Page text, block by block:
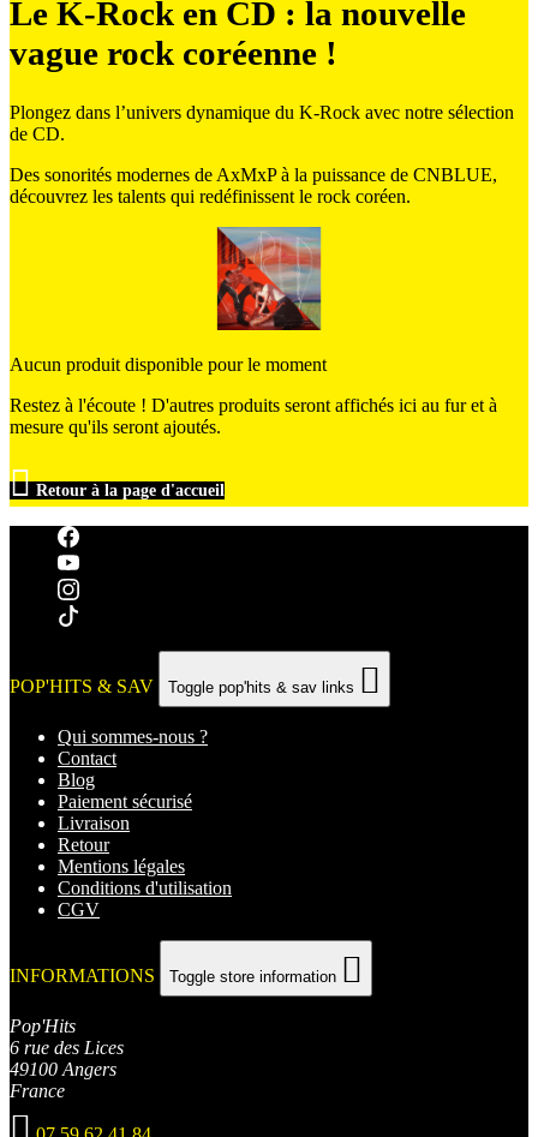
Le K-Rock en CD : la nouvelle
vague rock coréenne !
Plongez dans l’univers dynamique du K-Rock avec notre sélection
de CD.
Des sonorités modernes de AxMxP à la puissance de CNBLUE,
découvrez les talents qui redéfinissent le rock coréen.
Aucun produit disponible pour le moment
Restez à l'écoute ! D'autres produits seront affichés ici au fur et à
mesure qu'ils seront ajoutés.
 Retour à la page d'accueil
POP'HITS & SAV Toggle pop'hits & sav links 
Qui sommes-nous ?
Contact
Blog
Paiement sécurisé
Livraison
Retour
Mentions légales
Conditions d'utilisation
CGV
INFORMATIONS Toggle store information 
Pop'Hits
6 rue des Lices
49100 Angers
France
